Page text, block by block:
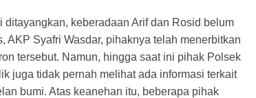
keberadaan Arif dan Rosid belum
Syafri Wasdar, pihaknya telah menerbitkan
tersebut. Namun, hingga saat ini pihak Polsek
juga tidak pernah melihat ada informasi terkait
bumi. Atas keanehan itu, beberapa pihak